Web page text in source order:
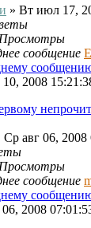
» Вт июл 17,
Просмотры
сообщение
2008
Ср авг 06, 2008
Просмотры
сообщение
2008